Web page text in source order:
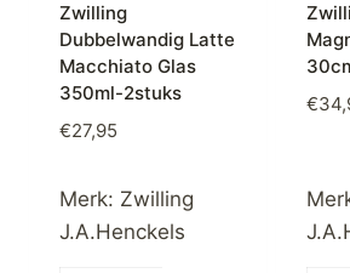
Zwilling
Dubbelwandig Latte
Macchiato Glas
350ml-2stuks
€27,95
Merk: Zwilling
J.A.Henckels
€